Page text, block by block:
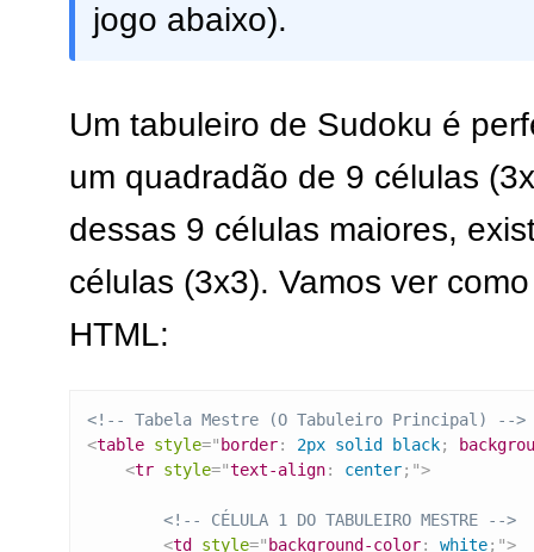
jogo abaixo).
Um tabuleiro de Sudoku é
um quadradão de 9 células
dessas 9 células maiores,
células (3x3). Vamos ver
HTML:
<!-- Tabela Mestre (O Tabuleiro Principal) -->
<table style=" border: 2px solid black;
<tr style="text-align: center; ">
<!-- CÉLULA 1 DO TABULEIRO MESTRE -->
<td style=" background-color: white; ">